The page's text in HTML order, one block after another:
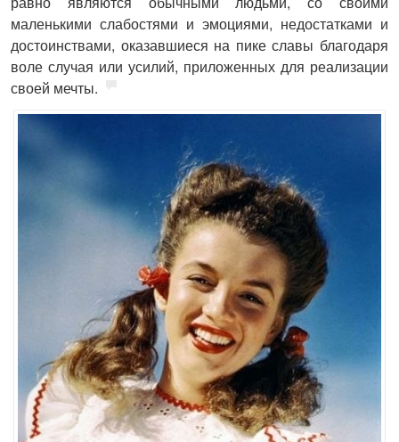
маленькими слабостями и эмоциями, недостатками и
достоинствами, оказавшиеся на пике славы благодаря
воле случая или усилий, приложенных для реализации
своей мечты.